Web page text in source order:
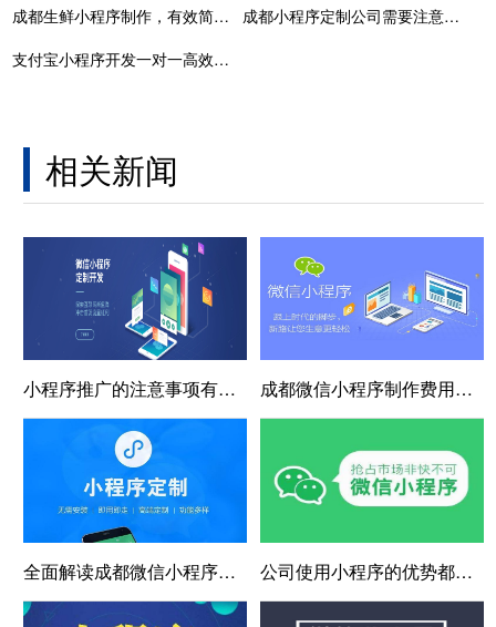
成都生鲜小程序制作，有效简化生鲜产品销售流程
成都小程序定制公司需要注意什么？
支付宝小程序开发一对一高效服务满足客户需求
相关新闻
小程序推广的注意事项有哪些？ 成都微信小程序制作费用的构成
全面解读成都微信小程序的使用和优势 公司使用小程序的优势都有哪些？